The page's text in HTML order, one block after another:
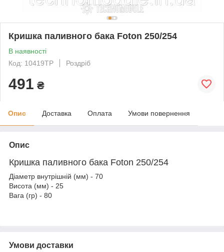
Кришка паливного бака Foton 250/254
В наявності
Код: 10419ТР
Роздріб
491 ₴
Опис Доставка Оплата Умови повернення
Опис
Кришка паливного бака Foton 250/254
Діаметр внутрішній (мм) - 70
Висота (мм) - 25
Вага (гр) - 80
Умови доставки